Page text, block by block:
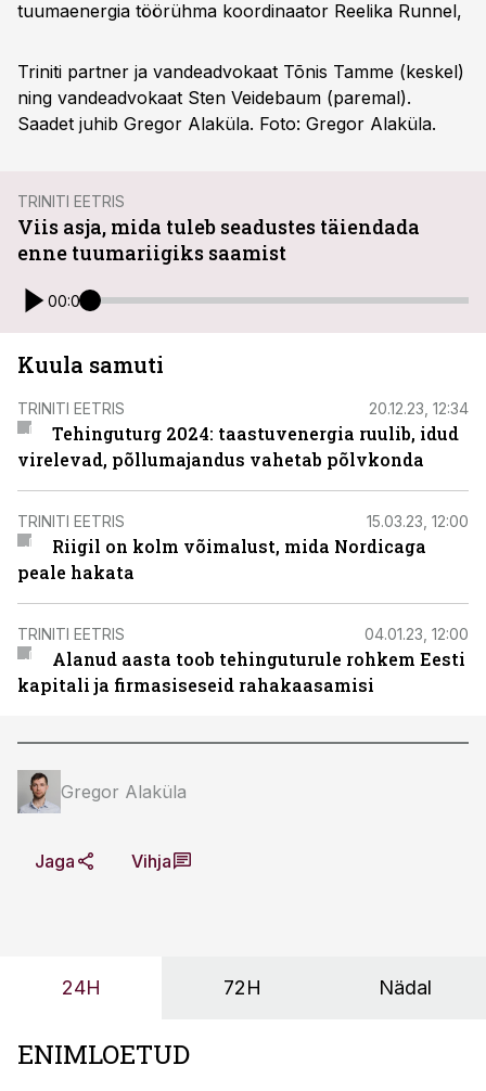
tuumaenergia töörühma koordinaator Reelika Runnel,
Triniti partner ja vandeadvokaat Tõnis Tamme (keskel)
ning vandeadvokaat Sten Veidebaum (paremal).
Saadet juhib Gregor Alaküla. Foto: Gregor Alaküla.
TRINITI EETRIS
Viis asja, mida tuleb seadustes täiendada
enne tuumariigiks saamist
00:00
Kuula samuti
TRINITI EETRIS 20.12.23, 12:34
Tehinguturg 2024: taastuvenergia ruulib, idud
virelevad, põllumajandus vahetab põlvkonda
TRINITI EETRIS 15.03.23, 12:00
Riigil on kolm võimalust, mida Nordicaga
peale hakata
TRINITI EETRIS 04.01.23, 12:00
Alanud aasta toob tehinguturule rohkem Eesti
kapitali ja firmasiseseid rahakaasamisi
Gregor Alaküla
Jaga Vihja
24H 72H Nädal
ENIMLOETUD